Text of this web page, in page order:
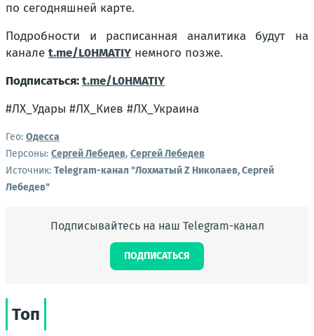
по сегодняшней карте.
Подробности и расписанная аналитика будут на
канале t.me/L0HMATIY немного позже.
Подписаться:t.me/L0HMATIY
#ЛХ_Удары #ЛХ_Киев #ЛХ_Украина
Гео: Одесса
Персоны: Сергей Лебедев, Сергей Лебедев
Источник: Telegram-канал "Лохматый Z Николаев, Сергей
Лебедев"
Подписывайтесь на наш Telegram-канал
ПОДПИСАТЬСЯ
Топ